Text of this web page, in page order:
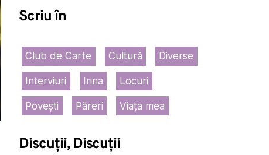
Scriu în
Club de Carte Cultură Diverse
Interviuri Irina Locuri
Povești Păreri Viața mea
Discuții, Discuții